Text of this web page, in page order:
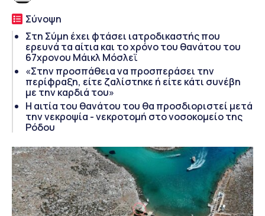
Σύνοψη
Στη Σύμη έχει φτάσει ιατροδικαστής που
ερευνά τα αίτια και το χρόνο του θανάτου του
67χρονου Μάικλ Μόσλεϊ
«Στην προσπάθεια να προσπεράσει την
περίφραξη, είτε ζαλίστηκε ή είτε κάτι συνέβη
με την καρδιά του»
Η αιτία του θανάτου του θα προσδιοριστεί μετά
την νεκροψία - νεκροτομή στο νοσοκομείο της
Ρόδου